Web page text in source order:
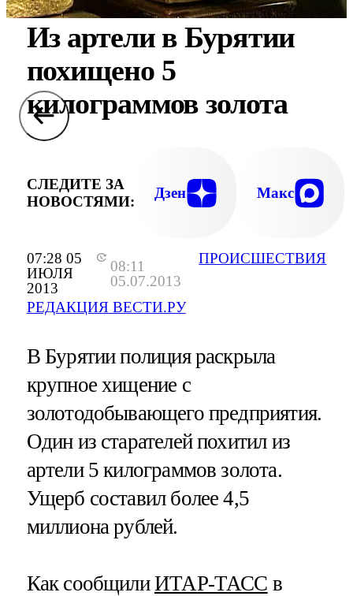
07:28 05
ИЮЛЯ
2013
08:11
05.07.2013
РЕДАКЦИЯ ВЕСТИ.РУ
ПРОИСШЕСТВИЯ
Из артели в Бурятии
похищено 5
килограммов золота
СЛЕДИТЕ ЗА
НОВОСТЯМИ:
Дзен Макс
В Бурятии полиция раскрыла
крупное хищение с
золотодобывающего предприятия.
Один из старателей похитил из
артели 5 килограммов золота.
Ущерб составил более 4,5
миллиона рублей.
Как сообщилиИТАР-ТАСС в